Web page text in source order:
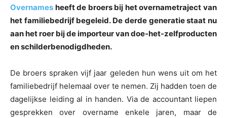
Overnames heeft de broers bij het overnametraject van
het familiebedrijf begeleid. De derde generatie staat nu
aan het roer bij de importeur van doe-het-zelfproducten
en schilderbenodigdheden.
De broers spraken vijf jaar geleden hun wens uit om het
familiebedrijf helemaal over te nemen. Zij hadden toen de
dagelijkse leiding al in handen. Via de accountant liepen
gesprekken over overname enkele jaren, maar de